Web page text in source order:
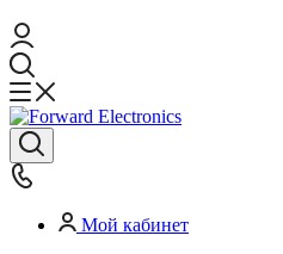
Мой кабинет